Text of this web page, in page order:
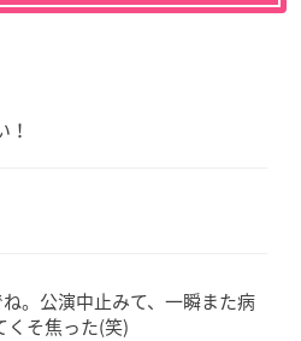
。公演中止みて、一瞬また病
くそ焦った(笑)